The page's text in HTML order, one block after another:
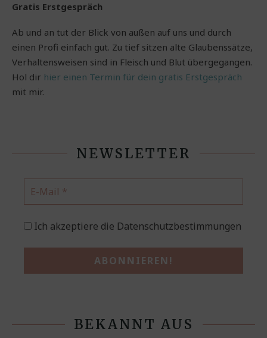
Gratis Erstgespräch
Ab und an tut der Blick von außen auf uns und durch
einen Profi einfach gut. Zu tief sitzen alte Glaubenssätze,
Verhaltensweisen sind in Fleisch und Blut übergegangen.
Hol dir hier einen Termin für dein gratis Erstgespräch
mit mir.
NEWSLETTER
Ich akzeptiere die Datenschutzbestimmungen
BEKANNT AUS